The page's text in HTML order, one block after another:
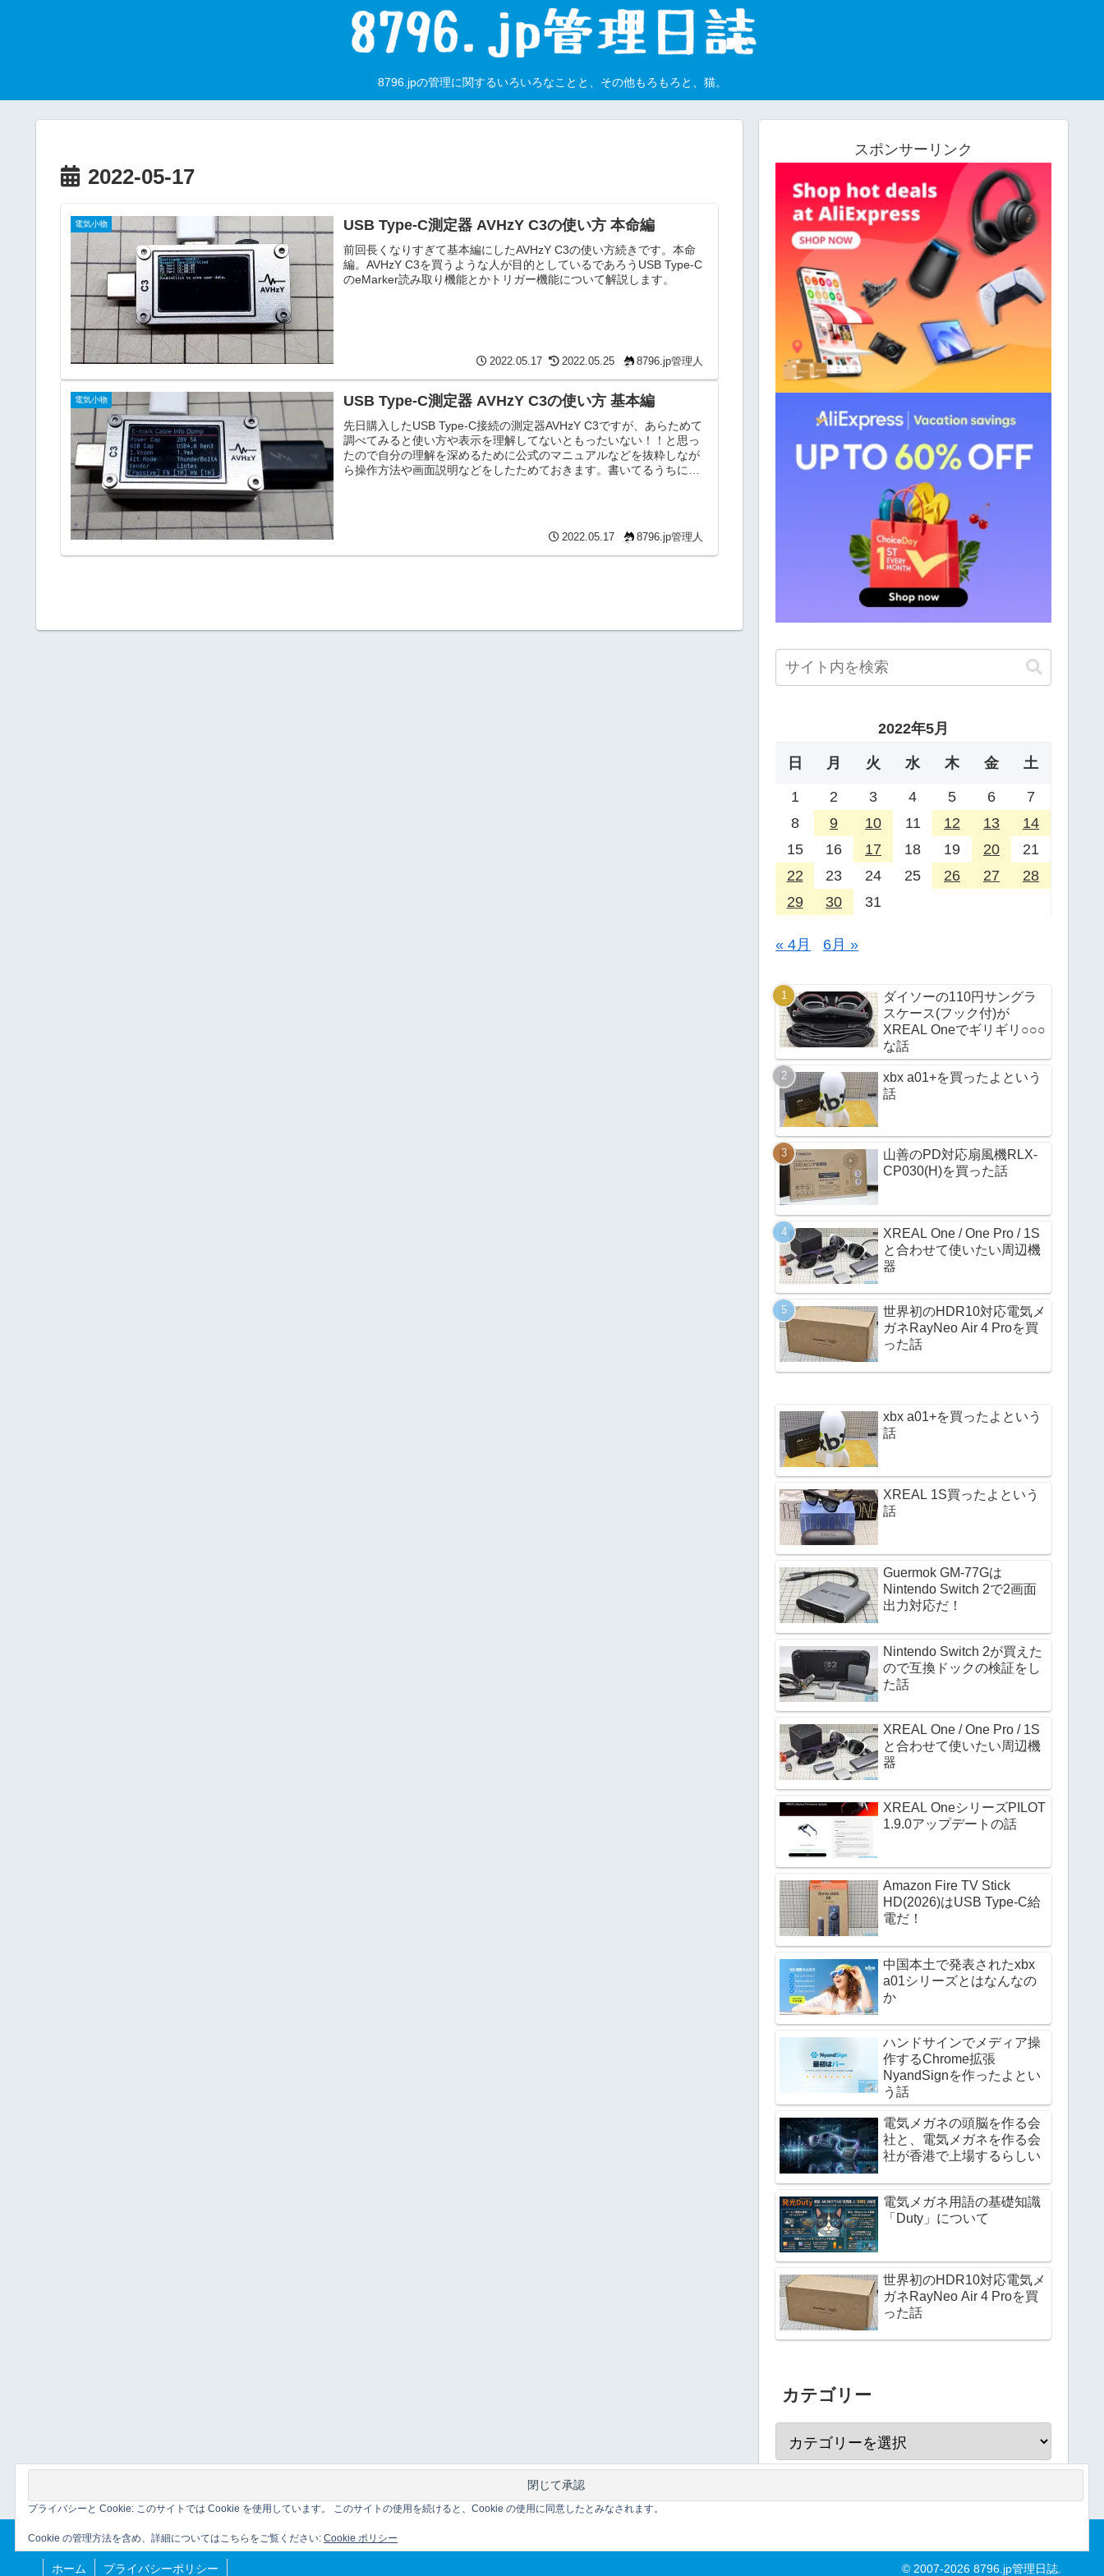
8796.jpの管理に関するいろいろなことと、その他もろもろと、猫。
2022-05-17
電気小物 USB Type-C測定器 AVHzY C3の使い方 本命編
前回長くなりすぎて基本編にしたAVHzY C3の使い方続きです。本命
編。AVHzY C3を買うような人が目的としているであろうUSB Type-C
のeMarker読み取り機能とかトリガー機能について解説します。
2022.05.17 2022.05.25 8796.jp管理人
電気小物 USB Type-C測定器 AVHzY C3の使い方 基本編
先日購入したUSB Type-C接続の測定器AVHzY C3ですが、あらためて
調べてみると使い方や表示を理解してないともったいない！！と思っ
たので自分の理解を深めるために公式のマニュアルなどを抜粋しなが
ら操作方法や画面説明などをしたためておきます。書いてるうちに長
2022.05.17 8796.jp管理人
スポンサーリンク
2022年5月
日 月 火 水 木 金 土
1 2 3 4 5 6
7
8
9 10 11 12 13
14
15
16 17 18 19 20
21
22
23 24 25 26 27
28
29
30 31
« 4月 6月 »
ダイソーの110円サングラ
スケース(フック付)が
XREAL Oneでギリギリ○○○
な話
xbx a01+を買ったよという
話
山善のPD対応扇風機RLX-
CP030(H)を買った話
XREAL One / One Pro / 1S
と合わせて使いたい周辺機
器
世界初のHDR10対応電気メ
ガネRayNeo Air 4 Proを買
った話
xbx a01+を買ったよという
話
XREAL 1S買ったよという
話
Guermok GM-77Gは
Nintendo Switch 2で2画面
出力対応だ！
Nintendo Switch 2が買えた
ので互換ドックの検証をし
た話
XREAL One / One Pro / 1S
と合わせて使いたい周辺機
器
XREAL OneシリーズPILOT
1.9.0アップデートの話
Amazon Fire TV Stick
HD(2026)はUSB Type-C給
電だ！
中国本土で発表されたxbx
a01シリーズとはなんなの
か
ハンドサインでメディア操
作するChrome拡張
NyandSignを作ったよとい
う話
電気メガネの頭脳を作る会
社と、電気メガネを作る会
社が香港で上場するらしい
電気メガネ用語の基礎知識
「Duty」について
世界初のHDR10対応電気メ
ガネRayNeo Air 4 Proを買
った話
カテゴリー
ホーム プライバシーポリシー © 2007-2026 8796.jp管理日誌.
プライバシーと Cookie: このサイトでは Cookie を使用しています。 このサイトの使用を続けると、Cookie の使用に同意したとみなされます。
Cookie の管理方法を含め、詳細についてはこちらをご覧ください: Cookie ポリシー